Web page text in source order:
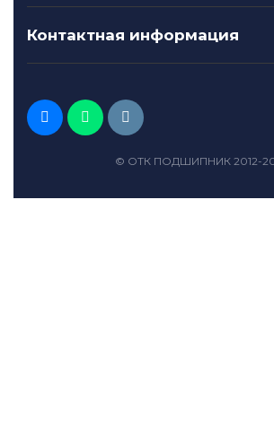
Контактная информация
© ОТК ПОДШИПНИК 2012-